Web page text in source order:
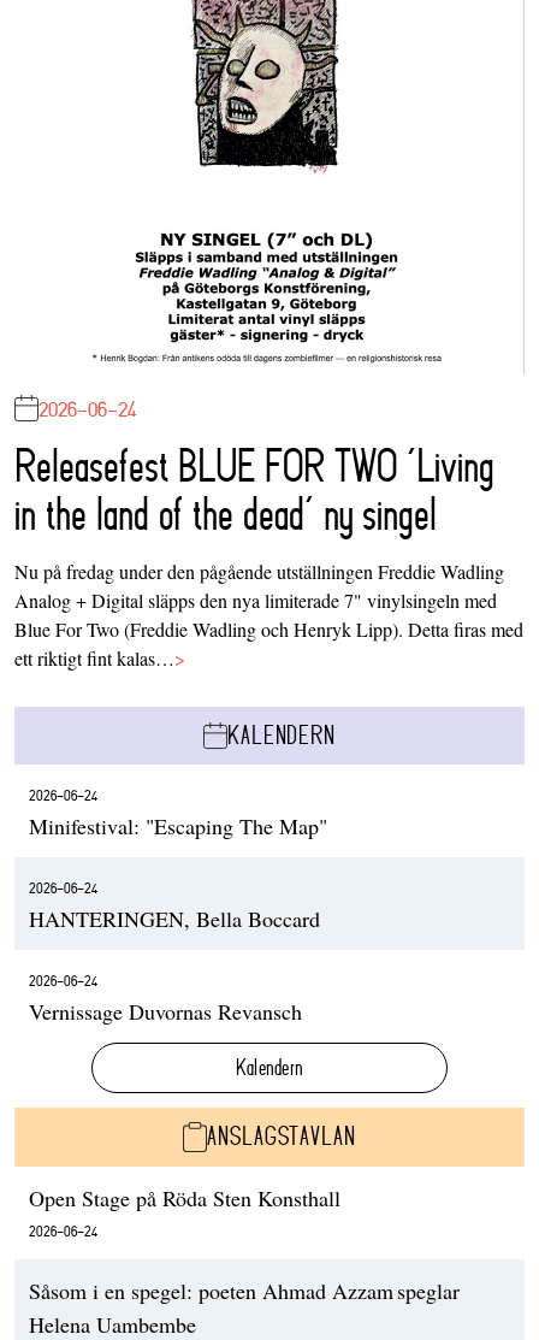
2026-06-24
Releasefest BLUE FOR TWO ‘Living
in the land of the dead’ ny singel
Nu på fredag under den pågående utställningen Freddie Wadling
Analog + Digital släpps den nya limiterade 7" vinylsingeln med
Blue For Two (Freddie Wadling och Henryk Lipp). Detta firas med
ett riktigt fint kalas…>
KALENDERN
2026-06-24
Minifestival: "Escaping The Map"
2026-06-24
HANTERINGEN, Bella Boccard
2026-06-24
Vernissage Duvornas Revansch
Kalendern
ANSLAGSTAVLAN
Open Stage på Röda Sten Konsthall
2026-06-24
Såsom i en spegel: poeten Ahmad Azzam speglar
Helena Uambembe